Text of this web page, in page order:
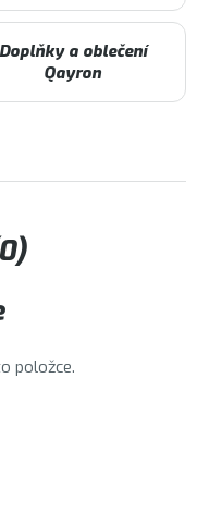
Doplňky a oblečení
Qayron
položce.